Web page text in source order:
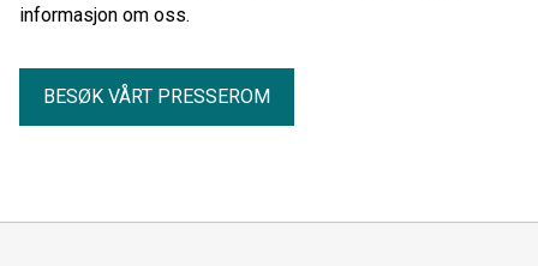
informasjon om oss.
BESØK VÅRT PRESSEROM